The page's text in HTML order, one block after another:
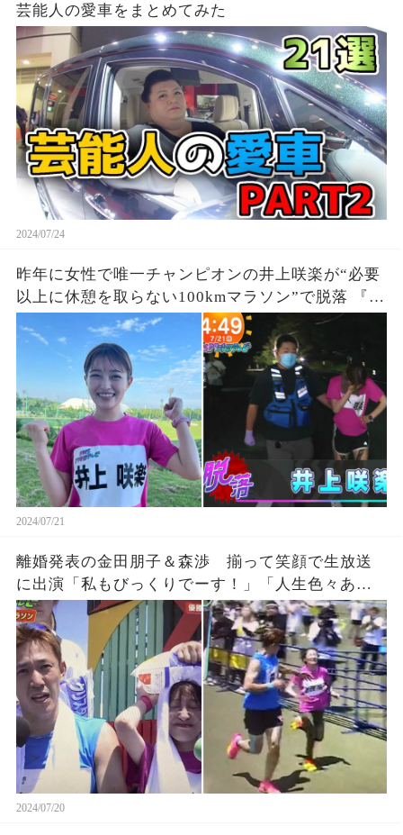
芸能人の愛車をまとめてみた
2024/07/24
昨年に女性で唯一チャンピオンの井上咲楽が“必要
以上に休憩を取らない100kmマラソン”で脱落 『27
時間テレビ』鬼企画「100kmサバイバルマラソ
ン」に猛激怒、、、死んだら責任取れるの？
2024/07/21
離婚発表の金田朋子＆森渉 揃って笑顔で生放送
に出演「私もびっくりでーす！」「人生色々ある
よな。」
2024/07/20